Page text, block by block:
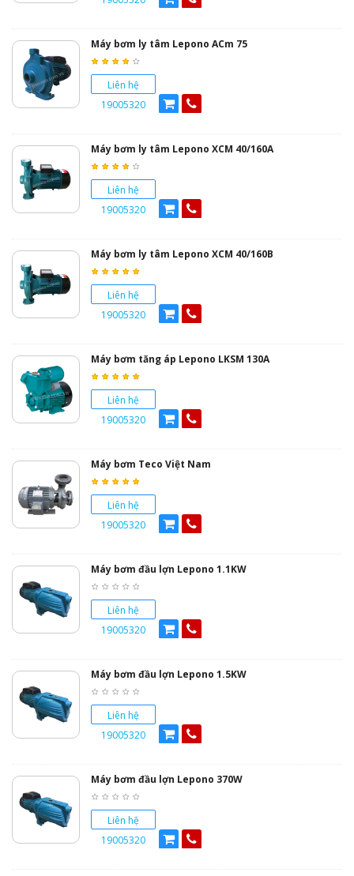
Máy bơm ly tâm Lepono ACm 75
Liên hệ
19005320
Máy bơm ly tâm Lepono XCM 40/160A
Liên hệ
19005320
Máy bơm ly tâm Lepono XCM 40/160B
Liên hệ
19005320
Máy bơm tăng áp Lepono LKSM 130A
Liên hệ
19005320
Máy bơm Teco Việt Nam
Liên hệ
19005320
Máy bơm đầu lợn Lepono 1.1KW
Liên hệ
19005320
Máy bơm đầu lợn Lepono 1.5KW
Liên hệ
19005320
Máy bơm đầu lợn Lepono 370W
Liên hệ
19005320